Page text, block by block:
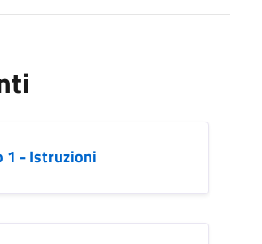
1 - Istruzioni